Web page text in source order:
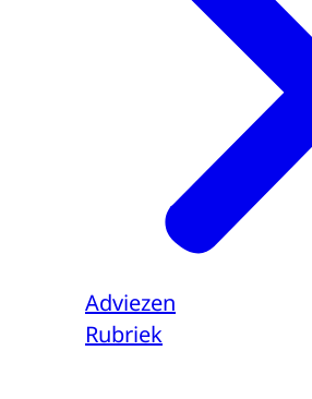
Adviezen
Rubriek